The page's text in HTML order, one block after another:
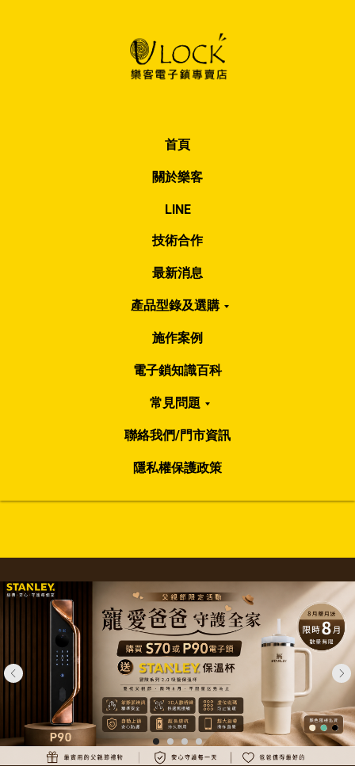
首頁
關於樂客
LINE
技術合作
最新消息
產品型錄及選購
施作案例
電子鎖知識百科
常見問題
聯絡我們/門市資訊
隱私權保護政策